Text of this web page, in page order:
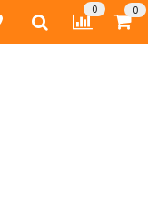
0 0